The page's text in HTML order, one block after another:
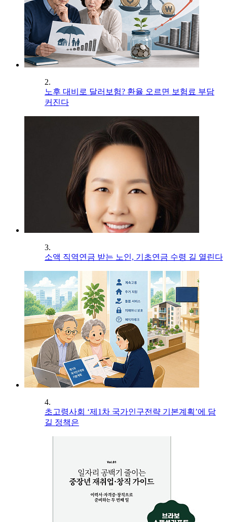
2.
노후 대비로 달러보험? 환율 오르면 보험료 부담
커진다
3.
소액 직역연금 받는 노인, 기초연금 수령 길 열린다
4.
초고령사회 ‘제1차 국가인구전략 기본계획’에 담
길 정책은